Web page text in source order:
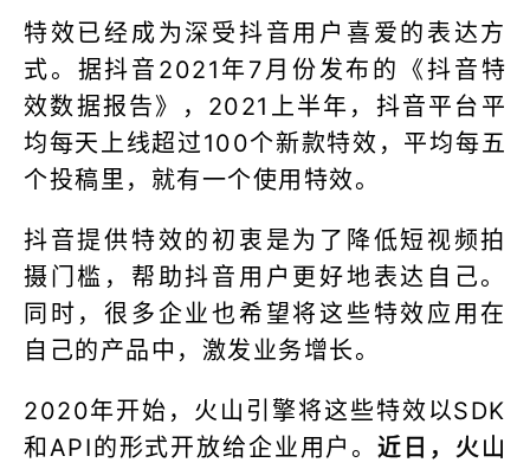
特效已经成为深受抖音用户喜爱的表达方
式。据抖音2021年7月份发布的《抖音特
效数据报告》，2021上半年，抖音平台平
均每天上线超过100个新款特效，平均每五
个投稿里，就有一个使用特效。
抖音提供特效的初衷是为了降低短视频拍
摄门槛，帮助抖音用户更好地表达自己。
同时，很多企业也希望将这些特效应用在
自己的产品中，激发业务增长。
2020年开始，火山引擎将这些特效以SDK
和API的形式开放给企业用户。近日，火山